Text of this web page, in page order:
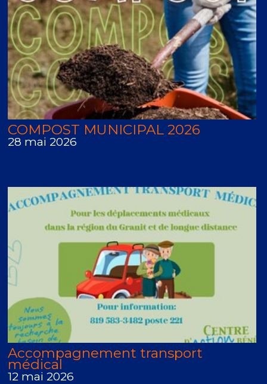
COMPOST MUNICIPAL 2026
28 mai 2026
Accompagnement transport
médical
12 mai 2026